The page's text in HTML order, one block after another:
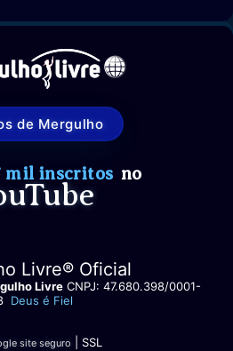
de Mergulho
mil inscritos no
Livre® Oficial
Livre CNPJ: 47.680.398/0001-
Deus é Fiel
site seguro | SSL